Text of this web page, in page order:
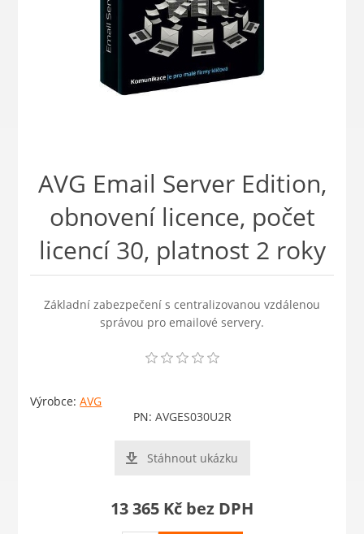
AVG Email Server Edition,
obnovení licence, počet
licencí 30, platnost 2 roky
Základní zabezpečení s centralizovanou vzdálenou
správou pro emailové servery.
Výrobce: AVG
PN: AVGES030U2R
Stáhnout ukázku
13 365 Kč bez DPH